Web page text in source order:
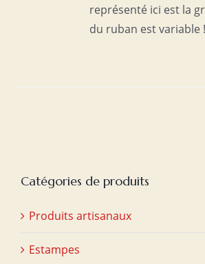
représenté ici est la
du ruban est variable !
Catégories de produits
Produits artisanaux
Estampes